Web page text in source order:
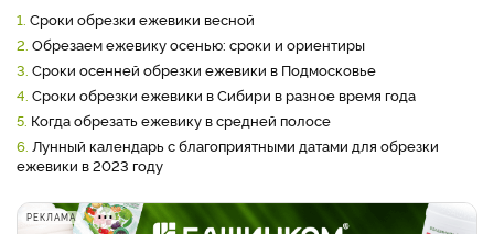
1. Сроки обрезки ежевики весной
2. Обрезаем ежевику осенью: сроки и ориентиры
3. Сроки осенней обрезки ежевики в Подмосковье
4. Сроки обрезки ежевики в Сибири в разное время года
5. Когда обрезать ежевику в средней полосе
6. Лунный календарь с благоприятными датами для обрезки
ежевики в 2023 году
РЕКЛАМА